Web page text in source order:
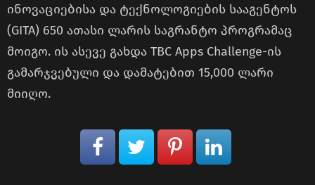
ინოვაციებისა და ტექნოლოგიების სააგენტოს
(GITA) 650 ათასი ლარის საგრანტო პროგრამაც
მოიგო. ის ასევე გახდა TBC Apps Challenge-ის
გამარჯვებული და დამატებით 15,000 ლარი
მიიღო.